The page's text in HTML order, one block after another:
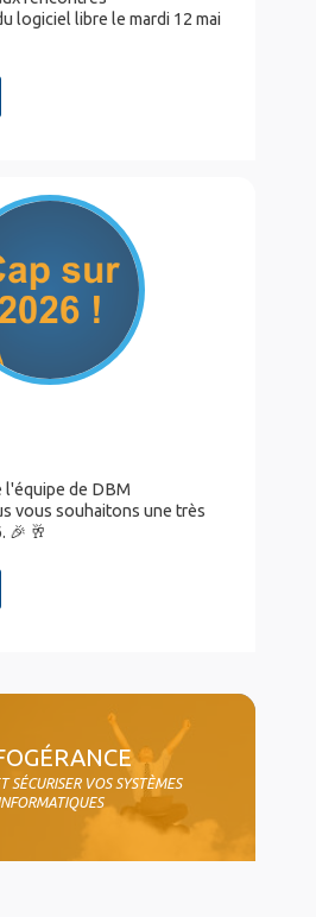
logiciel libre le mardi 12 mai
l'équipe de DBM
vous souhaitons une très
🎉 🥂
SÉCURISER VOS SYSTÈMES